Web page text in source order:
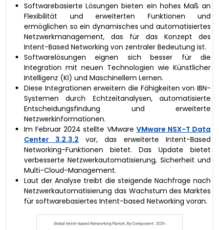
Softwarebasierte Lösungen bieten ein hohes Maß an
Flexibilität und erweiterten Funktionen und
ermöglichen so ein dynamisches und automatisiertes
Netzwerkmanagement, das für das Konzept des
Intent-Based Networking von zentraler Bedeutung ist.
Softwarelösungen eignen sich besser für die
Integration mit neuen Technologien wie Künstlicher
Intelligenz (KI) und Maschinellem Lernen.
Diese Integrationen erweitern die Fähigkeiten von IBN-
Systemen durch Echtzeitanalysen, automatisierte
Entscheidungsfindung und erweiterte
Netzwerkinformationen.
Im Februar 2024 stellte VMware VMware NSX-T Data
Center 3.2.3.2 vor, das erweiterte Intent-Based
Networking-Funktionen bietet. Das Update bietet
verbesserte Netzwerkautomatisierung, Sicherheit und
Multi-Cloud-Management.
Laut der Analyse treibt die steigende Nachfrage nach
Netzwerkautomatisierung das Wachstum des Marktes
für softwarebasiertes Intent-based Networking voran.